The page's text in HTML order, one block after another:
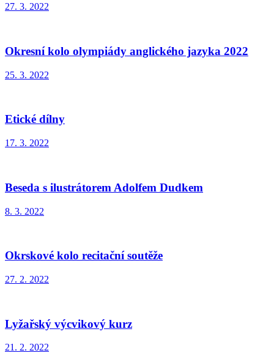
27. 3. 2022
Okresní kolo olympiády anglického jazyka 2022
25. 3. 2022
Etické dílny
17. 3. 2022
Beseda s ilustrátorem Adolfem Dudkem
8. 3. 2022
Okrskové kolo recitační soutěže
27. 2. 2022
Lyžařský výcvikový kurz
21. 2. 2022